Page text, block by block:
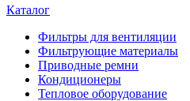
Каталог
Фильтры для вентиляции
Фильтрующие материалы
Приводные ремни
Кондиционеры
Тепловое оборудование